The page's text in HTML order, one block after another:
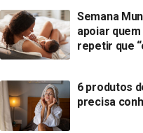
Semana
apoiar
repetir que
6 produtos
precisa